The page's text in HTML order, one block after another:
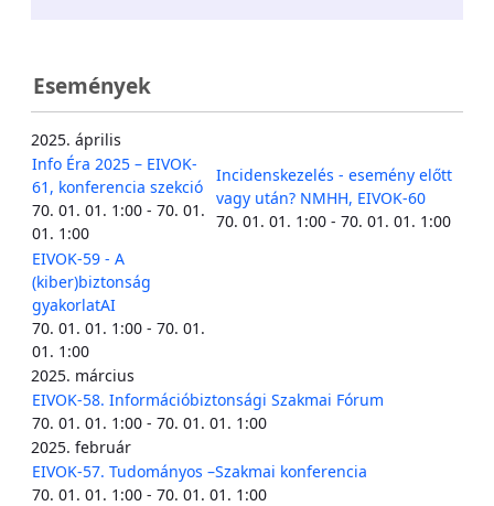
Események
2025. április
Info Éra 2025 – EIVOK-
61, konferencia szekció
70. 01. 01. 1:00 - 70. 01.
01. 1:00
Incidenskezelés - esemény előtt
vagy után? NMHH, EIVOK-60
70. 01. 01. 1:00 - 70. 01. 01. 1:00
EIVOK-59 - A
(kiber)biztonság
gyakorlatAI
70. 01. 01. 1:00 - 70. 01.
01. 1:00
2025. március
EIVOK-58. Információbiztonsági Szakmai Fórum
70. 01. 01. 1:00 - 70. 01. 01. 1:00
2025. február
EIVOK-57. Tudományos –Szakmai konferencia
70. 01. 01. 1:00 - 70. 01. 01. 1:00